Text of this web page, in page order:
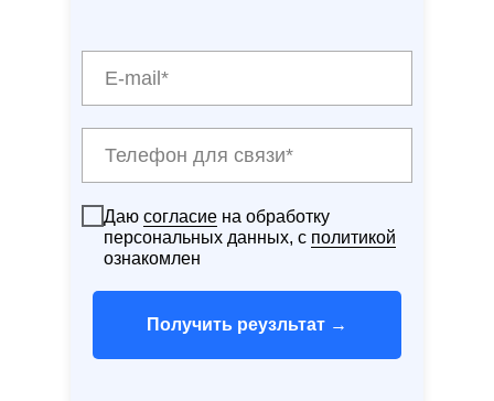
Даю согласие на обработку
персональных данных, с политикой
ознакомлен
Получить реузльтат →